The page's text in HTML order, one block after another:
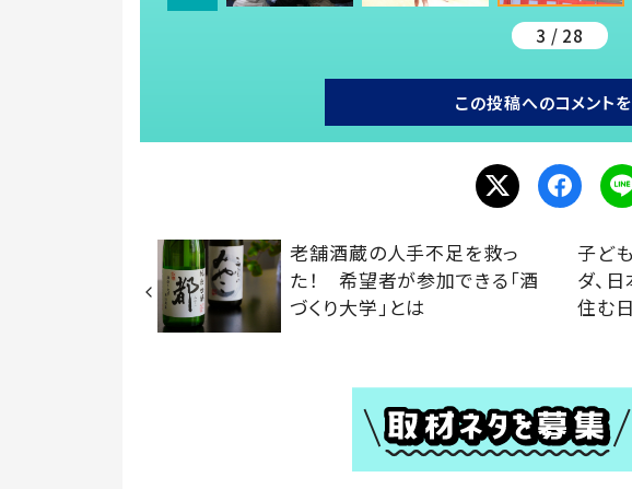
3 / 28
この投稿へのコメント
老舗酒蔵の人手不足を救っ
た！ 希望者が参加できる「酒
づくり大学」とは
子ど
ダ、
住む